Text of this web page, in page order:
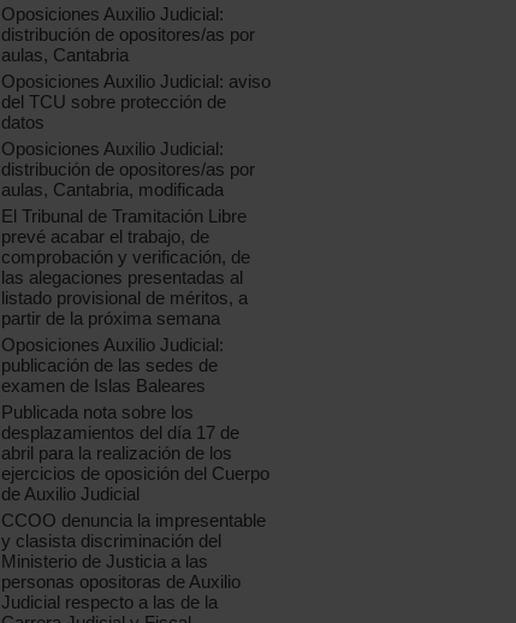
Oposiciones Auxilio Judicial:
distribución de opositores/as por
aulas, Cantabria
Oposiciones Auxilio Judicial: aviso
del TCU sobre protección de
datos
Oposiciones Auxilio Judicial:
distribución de opositores/as por
aulas, Cantabria, modificada
El Tribunal de Tramitación Libre
prevé acabar el trabajo, de
comprobación y verificación, de
las alegaciones presentadas al
listado provisional de méritos, a
partir de la próxima semana
Oposiciones Auxilio Judicial:
publicación de las sedes de
examen de Islas Baleares
Publicada nota sobre los
desplazamientos del día 17 de
abril para la realización de los
ejercicios de oposición del Cuerpo
de Auxilio Judicial
CCOO denuncia la impresentable
y clasista discriminación del
Ministerio de Justicia a las
personas opositoras de Auxilio
Judicial respecto a las de la